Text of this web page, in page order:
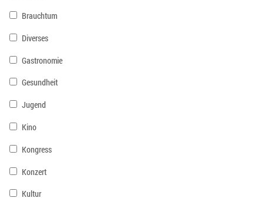
Brauchtum
Diverses
Gastronomie
Gesundheit
Jugend
Kino
Kongress
Konzert
Kultur